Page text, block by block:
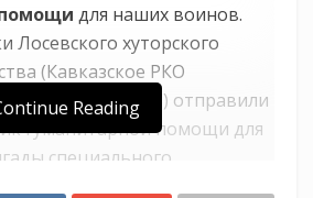
для наших воинов.
Лосевского хуторского
(Кавказское РКО
отдела ККВ) отправили
гуманитарной помощи для
специального
Reading